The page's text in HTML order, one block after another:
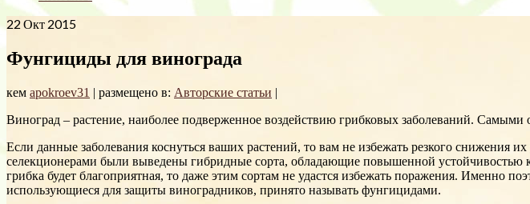
22 Окт 2015
Фунгициды для винограда
кем apokroev31 | размещено в: Авторские статьи |
Виноград – растение, наиболее подверженное воздействию грибковых заболеваний.
Если данные заболевания коснуться ваших растений, то вам не избежать резкого снижения
селекционерами были выведены гибридные сорта, обладающие повышенной устойчивостью
грибка будет благоприятная, то даже этим сортам не удастся избежать поражения. Именно
использующиеся для защиты виноградников, принято называть фунгицидами.